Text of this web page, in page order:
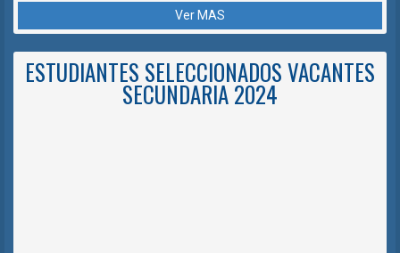
Ver MAS
ESTUDIANTES SELECCIONADOS VACANTES
SECUNDARIA 2024